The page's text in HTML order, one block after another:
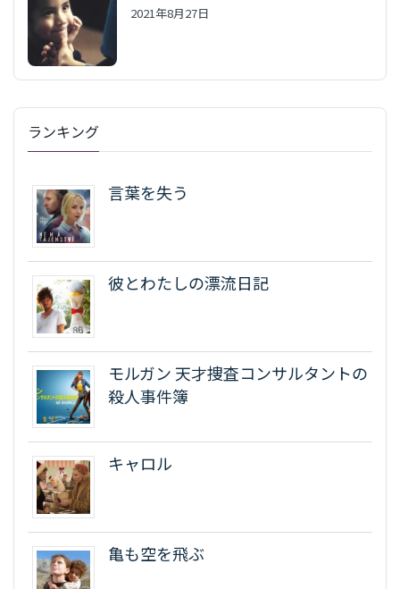
2021年8月27日
ランキング
言葉を失う
彼とわたしの漂流日記
モルガン 天才捜査コンサルタントの
殺人事件簿
キャロル
亀も空を飛ぶ